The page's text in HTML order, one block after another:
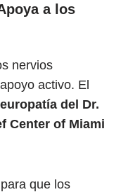
a los
nervios
activo. El
del Dr.
Center of Miami
para que los